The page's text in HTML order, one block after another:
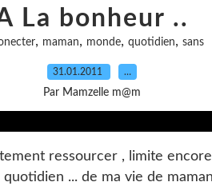
La bonheur ..
, maman, monde, quotidien, sans
31.01.2011 …
Par Mamzelle m@m
ressourcer , limite
... de ma vie de